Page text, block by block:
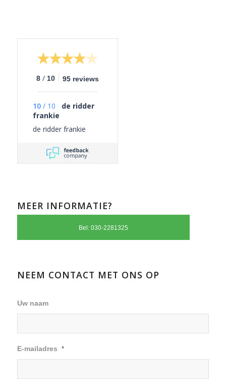
8 / 10 95 reviews
10 / 10
de ridder
frankie
de ridder frankie
MEER INFORMATIE?
Bel: 030-2281325
NEEM CONTACT MET ONS OP
Uw naam
E-mailadres *